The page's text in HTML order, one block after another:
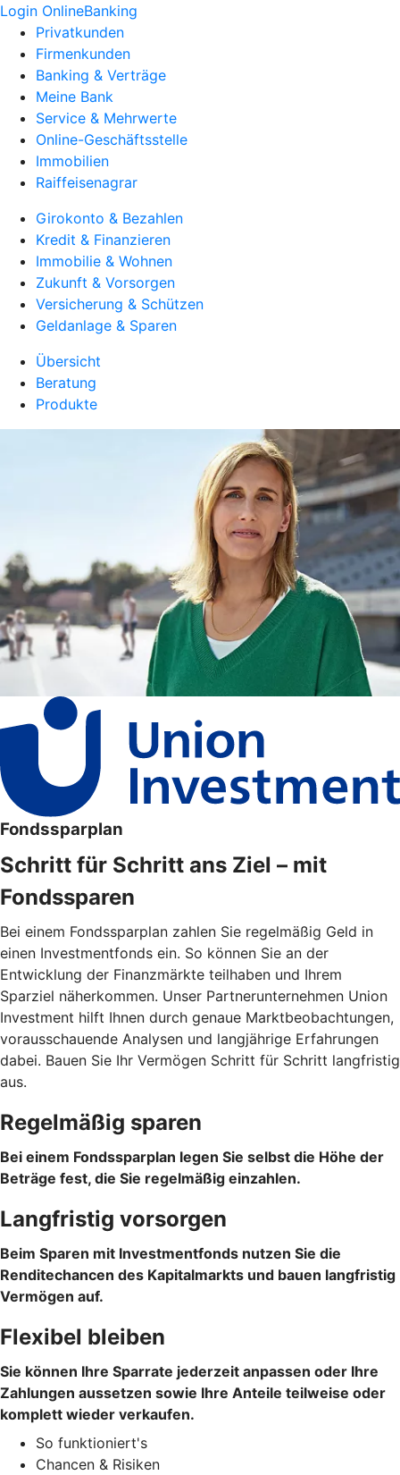
Login OnlineBanking
Privatkunden
Firmenkunden
Banking & Verträge
Meine Bank
Service & Mehrwerte
Online-Geschäftsstelle
Immobilien
Raiffeisenagrar
Girokonto & Bezahlen
Kredit & Finanzieren
Immobilie & Wohnen
Zukunft & Vorsorgen
Versicherung & Schützen
Geldanlage & Sparen
Übersicht
Beratung
Produkte
Fondssparplan
Schritt für Schritt ans Ziel – mit
Fondssparen
Bei einem Fondssparplan zahlen Sie regelmäßig Geld in
einen Investmentfonds ein. So können Sie an der
Entwicklung der Finanzmärkte teilhaben und Ihrem
Sparziel näherkommen. Unser Partnerunternehmen Union
Investment hilft Ihnen durch genaue Marktbeobachtungen,
vorausschauende Analysen und langjährige Erfahrungen
dabei. Bauen Sie Ihr Vermögen Schritt für Schritt langfristig
aus.
Regelmäßig sparen
Bei einem Fondssparplan legen Sie selbst die Höhe der
Beträge fest, die Sie regelmäßig einzahlen.
Langfristig vorsorgen
Beim Sparen mit Investmentfonds nutzen Sie die
Renditechancen des Kapitalmarkts und bauen langfristig
Vermögen auf.
Flexibel bleiben
Sie können Ihre Sparrate jederzeit anpassen oder Ihre
Zahlungen aussetzen sowie Ihre Anteile teilweise oder
komplett wieder verkaufen.
So funktioniert's
Chancen & Risiken